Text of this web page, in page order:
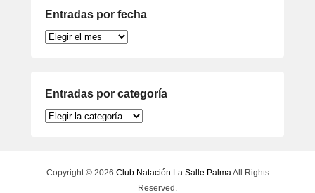
Entradas por fecha
Entradas
Entradas por categoría
Entradas
Copyright © 2026 Club Natación La Salle PalmaAll Rights
Reserved.